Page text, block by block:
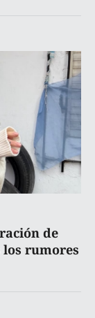
de
rumores